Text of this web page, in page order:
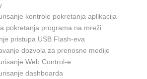
kontrole pokretanja aplikacija
pokretanja programa na mreži
pristupa USB Flash-eva
dozvola za prenosne medije
Web Control-e
dashboarda